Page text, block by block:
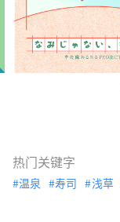
热门关键字
温泉 寿司 浅草